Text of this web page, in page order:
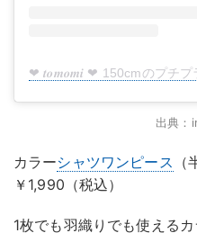
出典：
カラーシャツワンピース （
￥1,990（税込）
1枚でも羽織りでも使える